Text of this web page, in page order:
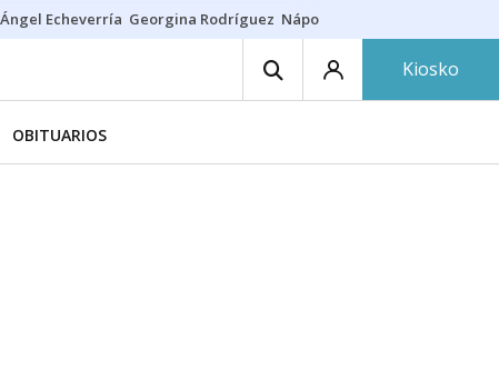
Ángel Echeverría Georgina Rodríguez Nápoles - Osasuna
Kiosko
OBITUARIOS